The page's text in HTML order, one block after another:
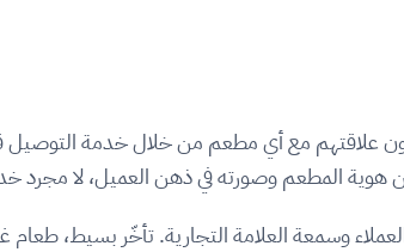
علاقتهم مع أي مطعم من خلال خدمة التوصيل
هوية المطعم وصورته في ذهن العميل، لا مجرد
وسمعة العلامة التجارية. تأخّر بسيط، طعام